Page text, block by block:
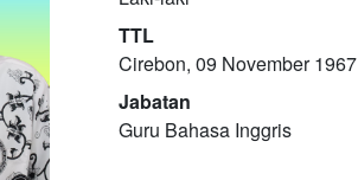
TTL
Cirebon, 09 November 1967
Jabatan
Guru Bahasa Inggris